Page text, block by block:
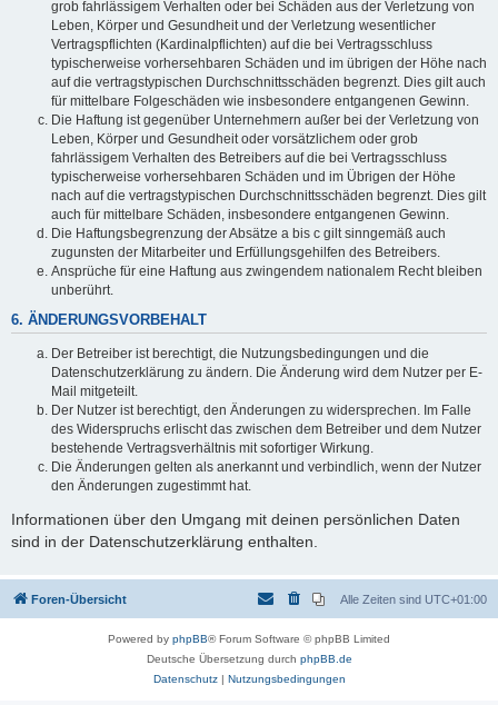
grob fahrlässigem Verhalten oder bei Schäden aus der Verletzung von
Leben, Körper und Gesundheit und der Verletzung wesentlicher
Vertragspflichten (Kardinalpflichten) auf die bei Vertragsschluss
typischerweise vorhersehbaren Schäden und im übrigen der Höhe nach
auf die vertragstypischen Durchschnittsschäden begrenzt. Dies gilt auch
für mittelbare Folgeschäden wie insbesondere entgangenen Gewinn.
Die Haftung ist gegenüber Unternehmern außer bei der Verletzung von
Leben, Körper und Gesundheit oder vorsätzlichem oder grob
fahrlässigem Verhalten des Betreibers auf die bei Vertragsschluss
typischerweise vorhersehbaren Schäden und im Übrigen der Höhe
nach auf die vertragstypischen Durchschnittsschäden begrenzt. Dies gilt
auch für mittelbare Schäden, insbesondere entgangenen Gewinn.
Die Haftungsbegrenzung der Absätze a bis c gilt sinngemäß auch
zugunsten der Mitarbeiter und Erfüllungsgehilfen des Betreibers.
Ansprüche für eine Haftung aus zwingendem nationalem Recht bleiben
unberührt.
6. ÄNDERUNGSVORBEHALT
Der Betreiber ist berechtigt, die Nutzungsbedingungen und die
Datenschutzerklärung zu ändern. Die Änderung wird dem Nutzer per E-
Mail mitgeteilt.
Der Nutzer ist berechtigt, den Änderungen zu widersprechen. Im Falle
des Widerspruchs erlischt das zwischen dem Betreiber und dem Nutzer
bestehende Vertragsverhältnis mit sofortiger Wirkung.
Die Änderungen gelten als anerkannt und verbindlich, wenn der Nutzer
den Änderungen zugestimmt hat.
Informationen über den Umgang mit deinen persönlichen Daten
sind in der Datenschutzerklärung enthalten.
Foren-Übersicht Alle Zeiten sind UTC+01:00
Powered by phpBB® Forum Software © phpBB Limited
Deutsche Übersetzung durch phpBB.de
Datenschutz| Nutzungsbedingungen